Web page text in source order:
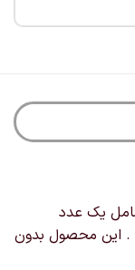
یک عدد
می باشد . این محصول بدون